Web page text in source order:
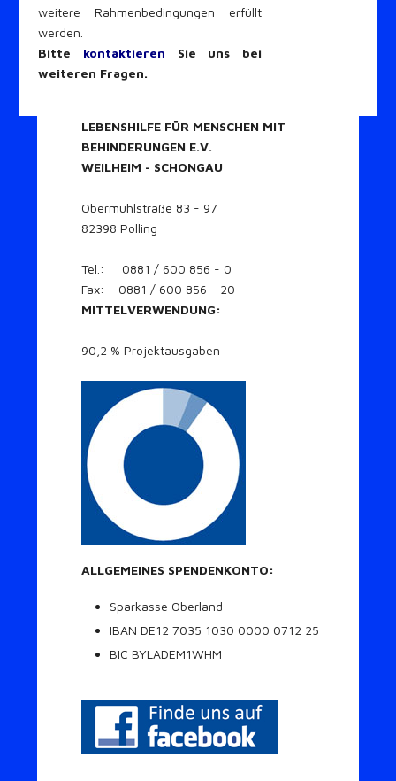
weitere Rahmenbedingungen erfüllt
werden.
Bitte
kontaktieren
Sie uns bei
weiteren Fragen.
LEBENSHILFE FÜR MENSCHEN MIT
BEHINDERUNGEN E.V.
WEILHEIM - SCHONGAU
Obermühlstraße 83 - 97
82398 Polling
Tel.: 0881 / 600 856 - 0
Fax: 0881 / 600 856 - 20
MITTELVERWENDUNG:
90,2 % Projektausgaben
ALLGEMEINES SPENDENKONTO:
Sparkasse Oberland
IBAN DE12 7035 1030 0000 0712 25
BIC BYLADEM1WHM